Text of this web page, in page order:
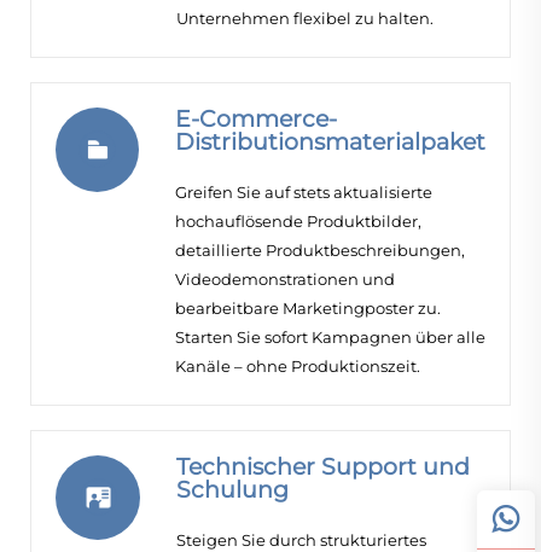
Unternehmen flexibel zu halten.
E-Commerce-
Distributionsmaterialpaket
Greifen Sie auf stets aktualisierte
hochauflösende Produktbilder,
detaillierte Produktbeschreibungen,
Videodemonstrationen und
bearbeitbare Marketingposter zu.
Starten Sie sofort Kampagnen über alle
Kanäle – ohne Produktionszeit.
Technischer Support und
Schulung
Steigen Sie durch strukturiertes